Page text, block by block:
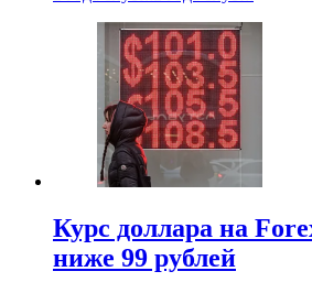
Курс доллара на
ниже 99 рублей